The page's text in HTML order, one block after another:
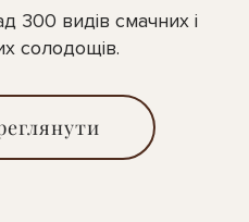
300 видів смачних і
солодощів.